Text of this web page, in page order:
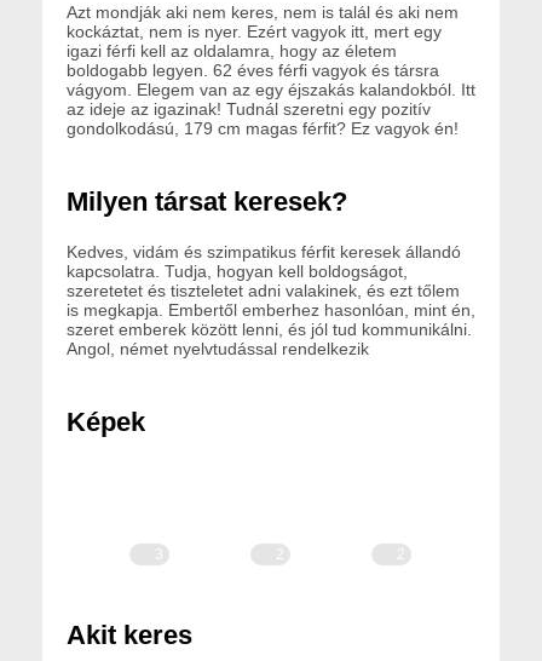
Azt mondják aki nem keres, nem is talál és aki nem
kockáztat, nem is nyer. Ezért vagyok itt, mert egy
igazi férfi kell az oldalamra, hogy az életem
boldogabb legyen. 62 éves férfi vagyok és társra
vágyom. Elegem van az egy éjszakás kalandokból. Itt
az ideje az igazinak! Tudnál szeretni egy pozitív
gondolkodású, 179 cm magas férfit? Ez vagyok én!
Milyen társat keresek?
Kedves, vidám és szimpatikus férfit keresek állandó
kapcsolatra. Tudja, hogyan kell boldogságot,
szeretetet és tiszteletet adni valakinek, és ezt tőlem
is megkapja. Embertől emberhez hasonlóan, mint én,
szeret emberek között lenni, és jól tud kommunikálni.
Angol, német nyelvtudással rendelkezik
Képek
3 2 2
Akit keres